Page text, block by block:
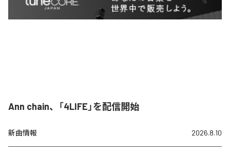
Ann chain、「4LIFE」を配信開始
新曲情報 2026.8.10